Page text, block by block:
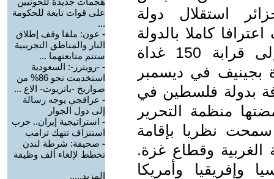
استقلال دولة
اعترافا كاملا بالدولة
الفلسطينية الوليدة وارتفع العدد إلى قرابة 150 غداة
بجينيف في ديسمبر
بدولة فلسطين في
منظمة التحرير
سمحت نظريا بإقامة
وقطاع غزة.
وإفريقيا وأمريكا
على قوات تابعة للحكومة
...
- عون: ملفا وقف إطلاق
النار والمناطق التجريبية
ستتم متابعتهما ...
- -رويترز-: السعودية
استخدمت نحو 86% من
صواريخ -باتريوت- الاع ...
- عراقجي يوجه رسالة
إلى دول الجوار
- استراتيجية إيران.. حرب
استنزاف تنهك ترامب
- صحيفة: شرطة لندن
تخطط لإلغاء ألف وظيفة
المزيد.....